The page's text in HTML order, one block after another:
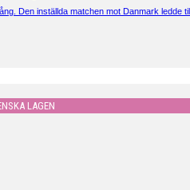
Den inställda matchen mot Danmark ledde
LAGEN